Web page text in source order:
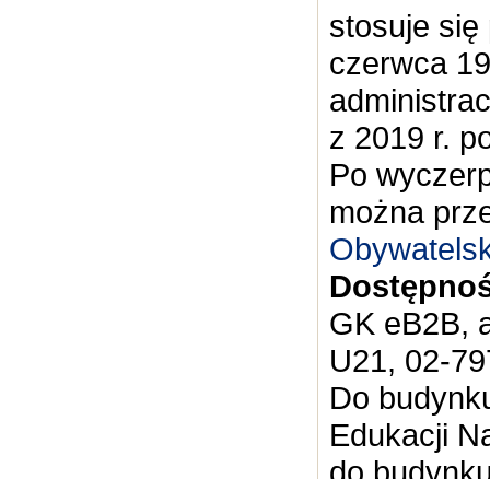
stosuje się
czerwca
z 2019 r.
Po
można
GK eB2B,
U21, 02-
Do
Edukacji